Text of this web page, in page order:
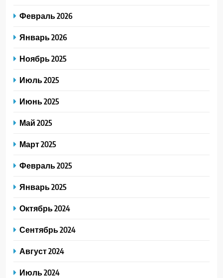
Февраль 2026
Январь 2026
Ноябрь 2025
Июль 2025
Июнь 2025
Май 2025
Март 2025
Февраль 2025
Январь 2025
Октябрь 2024
Сентябрь 2024
Август 2024
Июль 2024